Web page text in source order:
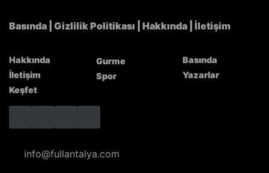
Basında Gizlilik Politikası Hakkında İletişim
Hakkında
İletişim
Keşfet
Gurme
Spor
Basında
Yazarlar
info@fullantalya.com